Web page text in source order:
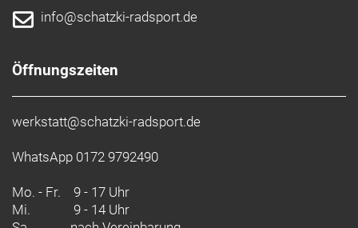
info@schatzki-radsport.de
Öffnungszeiten
werkstatt@schatzki-radsport.de
WhatsApp 0172 9792490
Mo. - Fr. 9 - 17 Uhr
Mi.
9 - 14 Uhr